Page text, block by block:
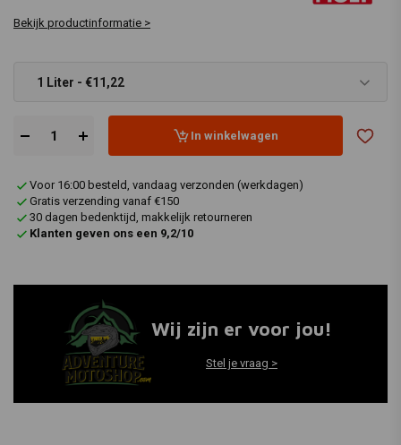
Bekijk productinformatie >
1 Liter - €11,22
In winkelwagen
Voor 16:00 besteld, vandaag verzonden (werkdagen)
Gratis verzending vanaf €150
30 dagen bedenktijd, makkelijk retourneren
Klanten geven ons een 9,2/10
Wij zijn er voor jou!
Stel je vraag >